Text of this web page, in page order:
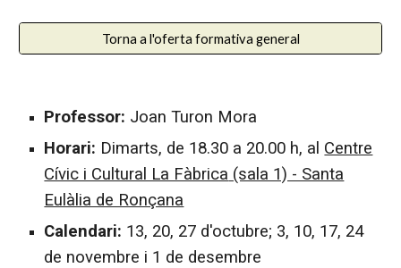
Torna a l'oferta formativa general
Professor: Joan Turon Mora
Horari: Dimarts, de 18.30 a 20.00 h, al Centre
Cívic i Cultural La Fàbrica (sala 1) - Santa
Eulàlia de Ronçana
Calendari: 13, 20, 27 d'octubre; 3, 10, 17, 24
de novembre i 1 de desembre